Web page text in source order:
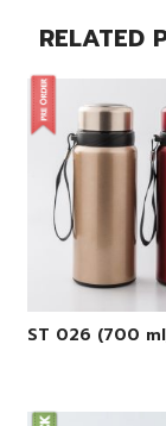
RELATED
ST 026 (700